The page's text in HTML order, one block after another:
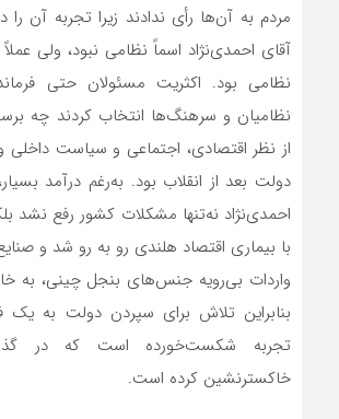
مردم به آن‌ها رأی ندادند زیرا تجربه آن را
آقای احمدی‌نژاد اسماً نظامی نبود، ولی
نظامی بود. اکثریت مسئولان حتی
نظامیان و سرهنگ‌ها انتخاب کردند چه برسد
از نظر اقتصادی، اجتماعی و سیاست داخلی
دولت بعد از انقلاب بود. به‌رغم درآمد
احمدی‌نژاد نه‌تنها مشکلات کشور رفع نشد
با بیماری اقتصاد هلندی رو به رو شد و
واردات بی‌رویه جنس‌های بنجل چینی، به
بنابراین تلاش برای سپردن دولت به یک
تجربه شکست‌خورده است که در
خاکسترنشین کرده است.